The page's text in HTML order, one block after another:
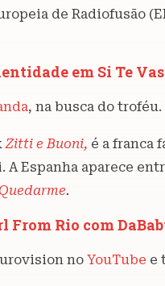
de Radiofusão
em Si Te Vas
, na busca do troféu.
Zitti e Buoni, é a franca
A Espanha aparece
.
Rio com
no YouTube e